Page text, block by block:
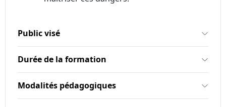
Public visé
Durée de la formation
Modalités pédagogiques